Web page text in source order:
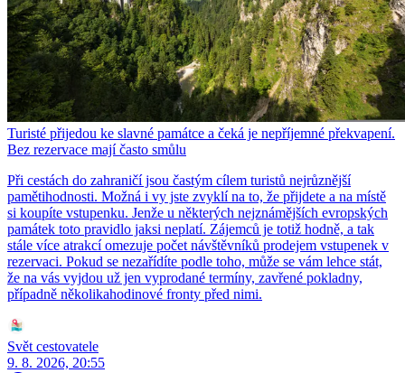
Turisté přijedou ke slavné památce a čeká je nepříjemné překvapení.
Bez rezervace mají často smůlu
Při cestách do zahraničí jsou častým cílem turistů nejrůznější
pamětihodnosti. Možná i vy jste zvyklí na to, že přijdete a na místě
si koupíte vstupenku. Jenže u některých nejznámějších evropských
památek toto pravidlo jaksi neplatí. Zájemců je totiž hodně, a tak
stále více atrakcí omezuje počet návštěvníků prodejem vstupenek v
rezervaci. Pokud se nezařídíte podle toho, může se vám lehce stát,
že na vás vyjdou už jen vyprodané termíny, zavřené pokladny,
případně několikahodinové fronty před nimi.
Svět cestovatele
9. 8. 2026, 20:55